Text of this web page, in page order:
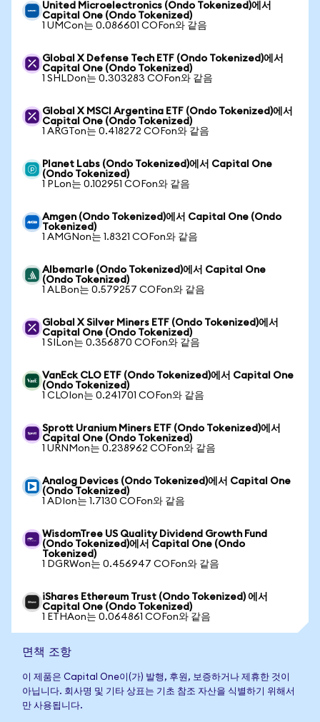
United Microelectronics (Ondo Tokenized)에서
Capital One (Ondo Tokenized)
1 UMCon는 0.086601 COFon와 같음
Global X Defense Tech ETF (Ondo Tokenized)에서
Capital One (Ondo Tokenized)
1 SHLDon는 0.303283 COFon와 같음
Global X MSCI Argentina ETF (Ondo Tokenized)에서
Capital One (Ondo Tokenized)
1 ARGTon는 0.418272 COFon와 같음
Planet Labs (Ondo Tokenized)에서 Capital One
(Ondo Tokenized)
1 PLon는 0.102951 COFon와 같음
Amgen (Ondo Tokenized)에서 Capital One (Ondo
Tokenized)
1 AMGNon는 1.8321 COFon와 같음
Albemarle (Ondo Tokenized)에서 Capital One
(Ondo Tokenized)
1 ALBon는 0.579257 COFon와 같음
Global X Silver Miners ETF (Ondo Tokenized)에서
Capital One (Ondo Tokenized)
1 SILon는 0.356870 COFon와 같음
VanEck CLO ETF (Ondo Tokenized)에서 Capital One
(Ondo Tokenized)
1 CLOIon는 0.241701 COFon와 같음
Sprott Uranium Miners ETF (Ondo Tokenized)에서
Capital One (Ondo Tokenized)
1 URNMon는 0.238962 COFon와 같음
Analog Devices (Ondo Tokenized)에서 Capital One
(Ondo Tokenized)
1 ADIon는 1.7130 COFon와 같음
WisdomTree US Quality Dividend Growth Fund
(Ondo Tokenized)에서 Capital One (Ondo
Tokenized)
1 DGRWon는 0.456947 COFon와 같음
iShares Ethereum Trust (Ondo Tokenized) 에서
Capital One (Ondo Tokenized)
1 ETHAon는 0.064861 COFon와 같음
면책 조항
이 제품은 Capital One이(가) 발행, 후원, 보증하거나 제휴한 것이
아닙니다. 회사명 및 기타 상표는 기초 참조 자산을 식별하기 위해서
만 사용됩니다.